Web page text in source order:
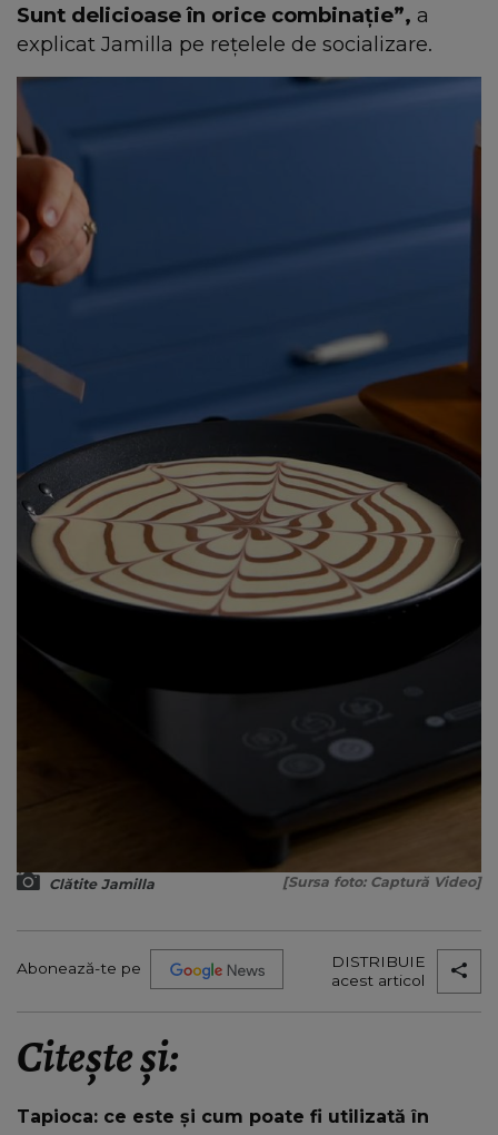
Sunt delicioase în orice combinație”, a
explicat Jamilla pe rețelele de socializare.
Clătite Jamilla [Sursa foto: Captură Video]
Abonează-te pe
DISTRIBUIE
acest articol
Citește și:
Tapioca: ce este și cum poate fi utilizată în